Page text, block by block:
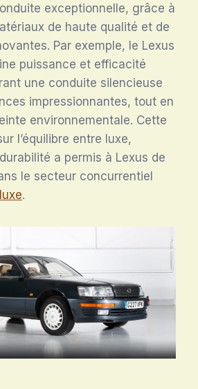
exceptionnelle, grâce à
de haute qualité et de
Par exemple, le Lexus
puissance et efficacité
une conduite silencieuse
impressionnantes, tout en
environnementale. Cette
l’équilibre entre luxe,
a permis à Lexus de
le secteur concurrentiel
.